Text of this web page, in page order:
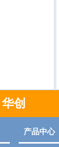
创
产品中心